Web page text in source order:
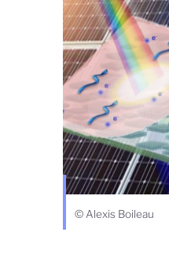
© Alexis Boileau